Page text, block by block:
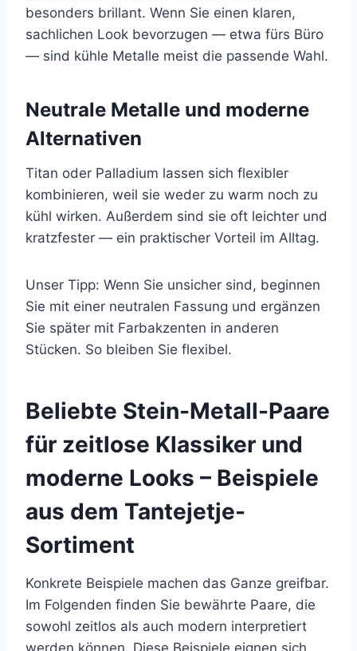
besonders brillant. Wenn Sie einen klaren,
sachlichen Look bevorzugen — etwa fürs Büro
— sind kühle Metalle meist die passende Wahl.
Neutrale Metalle und moderne
Alternativen
Titan oder Palladium lassen sich flexibler
kombinieren, weil sie weder zu warm noch zu
kühl wirken. Außerdem sind sie oft leichter und
kratzfester — ein praktischer Vorteil im Alltag.
Unser Tipp: Wenn Sie unsicher sind, beginnen
Sie mit einer neutralen Fassung und ergänzen
Sie später mit Farbakzenten in anderen
Stücken. So bleiben Sie flexibel.
Beliebte Stein-Metall-Paare
für zeitlose Klassiker und
moderne Looks – Beispiele
aus dem Tantejetje-
Sortiment
Konkrete Beispiele machen das Ganze greifbar.
Im Folgenden finden Sie bewährte Paare, die
sowohl zeitlos als auch modern interpretiert